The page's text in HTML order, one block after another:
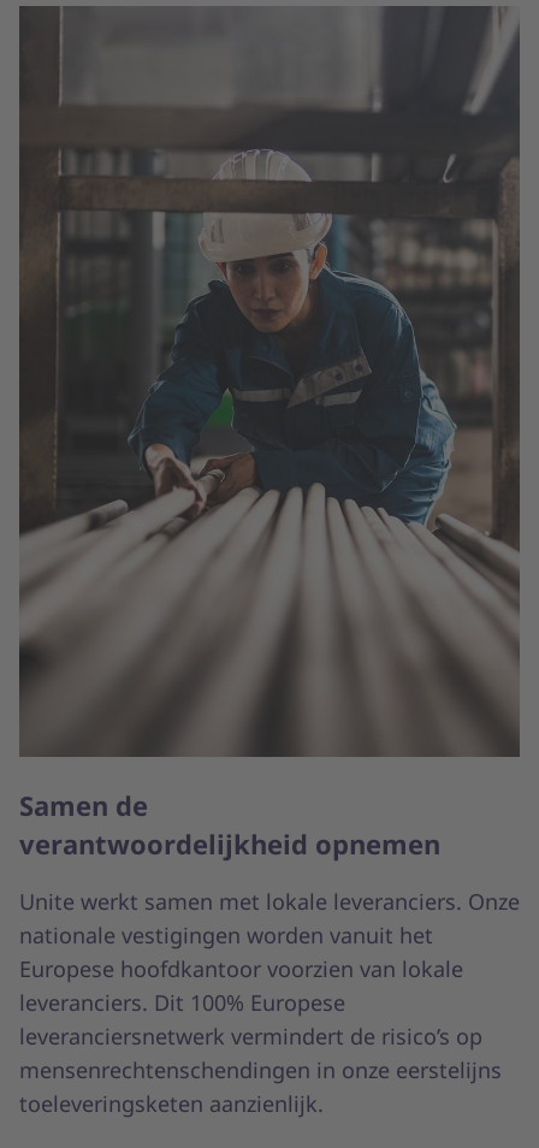
Samen de
verantwoordelijkheid opnemen
Unite werkt samen met lokale leveranciers. Onze
nationale vestigingen worden vanuit het
Europese hoofdkantoor voorzien van lokale
leveranciers. Dit 100% Europese
leveranciersnetwerk vermindert de risico’s op
mensenrechtenschendingen in onze eerstelijns
toeleveringsketen aanzienlijk.